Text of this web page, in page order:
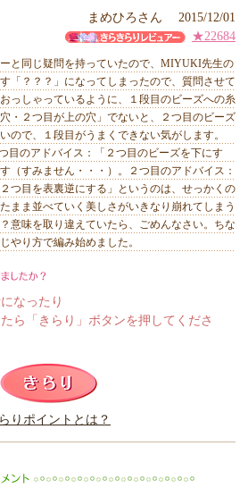
まめひろさん 2015/12/01
★22684
と同じ疑問を持っていたので、MIYUKI先生の
「？？？」になってしまったので、質問させて
っしゃっているように、１段目のビーズへの糸
・２つ目が上の穴」でないと、２つ目のビーズ
ので、１段目がうまくできない気がします。
目のアドバイス：「２つ目のビーズを下にす
（すみません・・・）。２つ目のアドバイス：
つ目を表裏逆にする」というのは、せっかくの
まま並べていく美しさがいきなり崩れてしまう
意味を取り違えていたら、ごめんなさい。ちな
やり方で編み始めました。
ましたか？
なったり
ら「きらり」ボタンを押してくださ
りポイントとは？